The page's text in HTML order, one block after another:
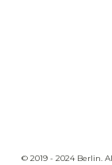
© 2019 - 2024 Berlin.